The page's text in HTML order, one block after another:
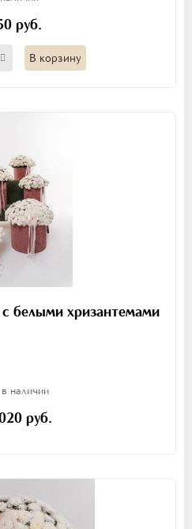
руб.
В корзину
белыми хризантемами
наличии
руб.